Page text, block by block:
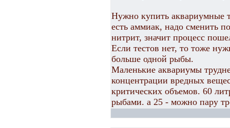
Нужно купить аквариумные
есть аммиак, надо сменить
нитрит, значит процесс
Если тестов нет, то тоже
больше одной рыбы.
Маленькие аквариумы
концентрации вредных
критических объемов. 60
рыбами. а 25 - можно пару